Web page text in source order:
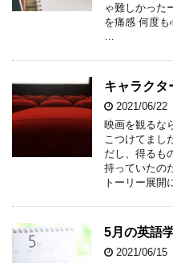
ゃ難しかった
を痛感 何度も
キャラクタ
2021/06/22
映画を観るな
こつけてまし
だし、得るも
持っていたの
トーリー展開
5月の英語
2021/06/15